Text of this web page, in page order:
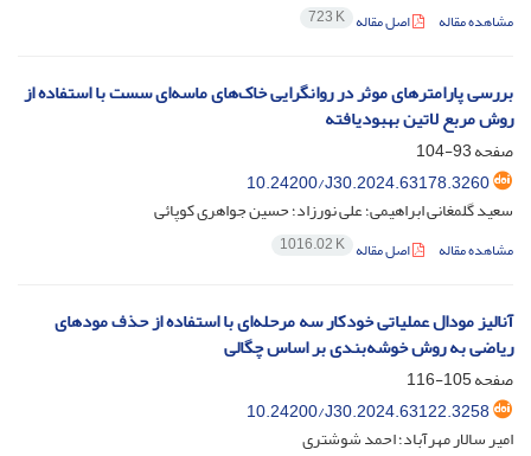
مشاهده مقاله اصل مقاله 723 K
بررسی پارامترهای موثر در روانگرایی خاک‌های ماسه‌ای سست با استفاده از
روش مربع لاتین بهبودیافته
صفحه93-104
10.24200/J30.2024.63178.3260
سعید گلمغانی ابراهیمی؛ علی نورزاد؛ حسین جواهری کوپائی
مشاهده مقاله اصل مقاله 1016.02 K
آنالیز مودال عملیاتی خودکار سه مرحله‌ای با استفاده از حذف مودهای
ریاضی به روش خوشه‌بندی بر اساس چگالی
صفحه105-116
10.24200/J30.2024.63122.3258
امیر سالار مهرآباد؛ احمد شوشتری